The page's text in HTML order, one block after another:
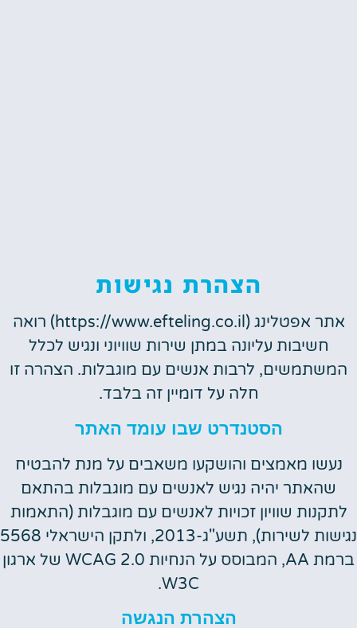
הצהרת נגישות
אתר אפטלינג (https://www.efteling.co.il) רואה
חשיבות עליונה במתן שירות שוויוני ונגיש לכלל
המשתמשים, לרבות אנשים עם מוגבלות. הצהרה זו
חלה על דומיין זה בלבד.
הסטנדרט שבו עומד האתר
נעשו מאמצים והושקעו משאבים על מנת להבטיח
שהאתר יהיה נגיש לאנשים עם מוגבלות בהתאם
לתקנות שוויון זכויות לאנשים עם מוגבלות (התאמות
נגישות לשירות), תשע"ג-2013, ולתקן הישראלי 5568
ברמת AA, המבוסס על הנחיות WCAG 2.0 של ארגון
W3C.
הצהרת הנגשה